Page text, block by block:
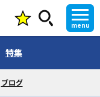
menu
特集
ブログ